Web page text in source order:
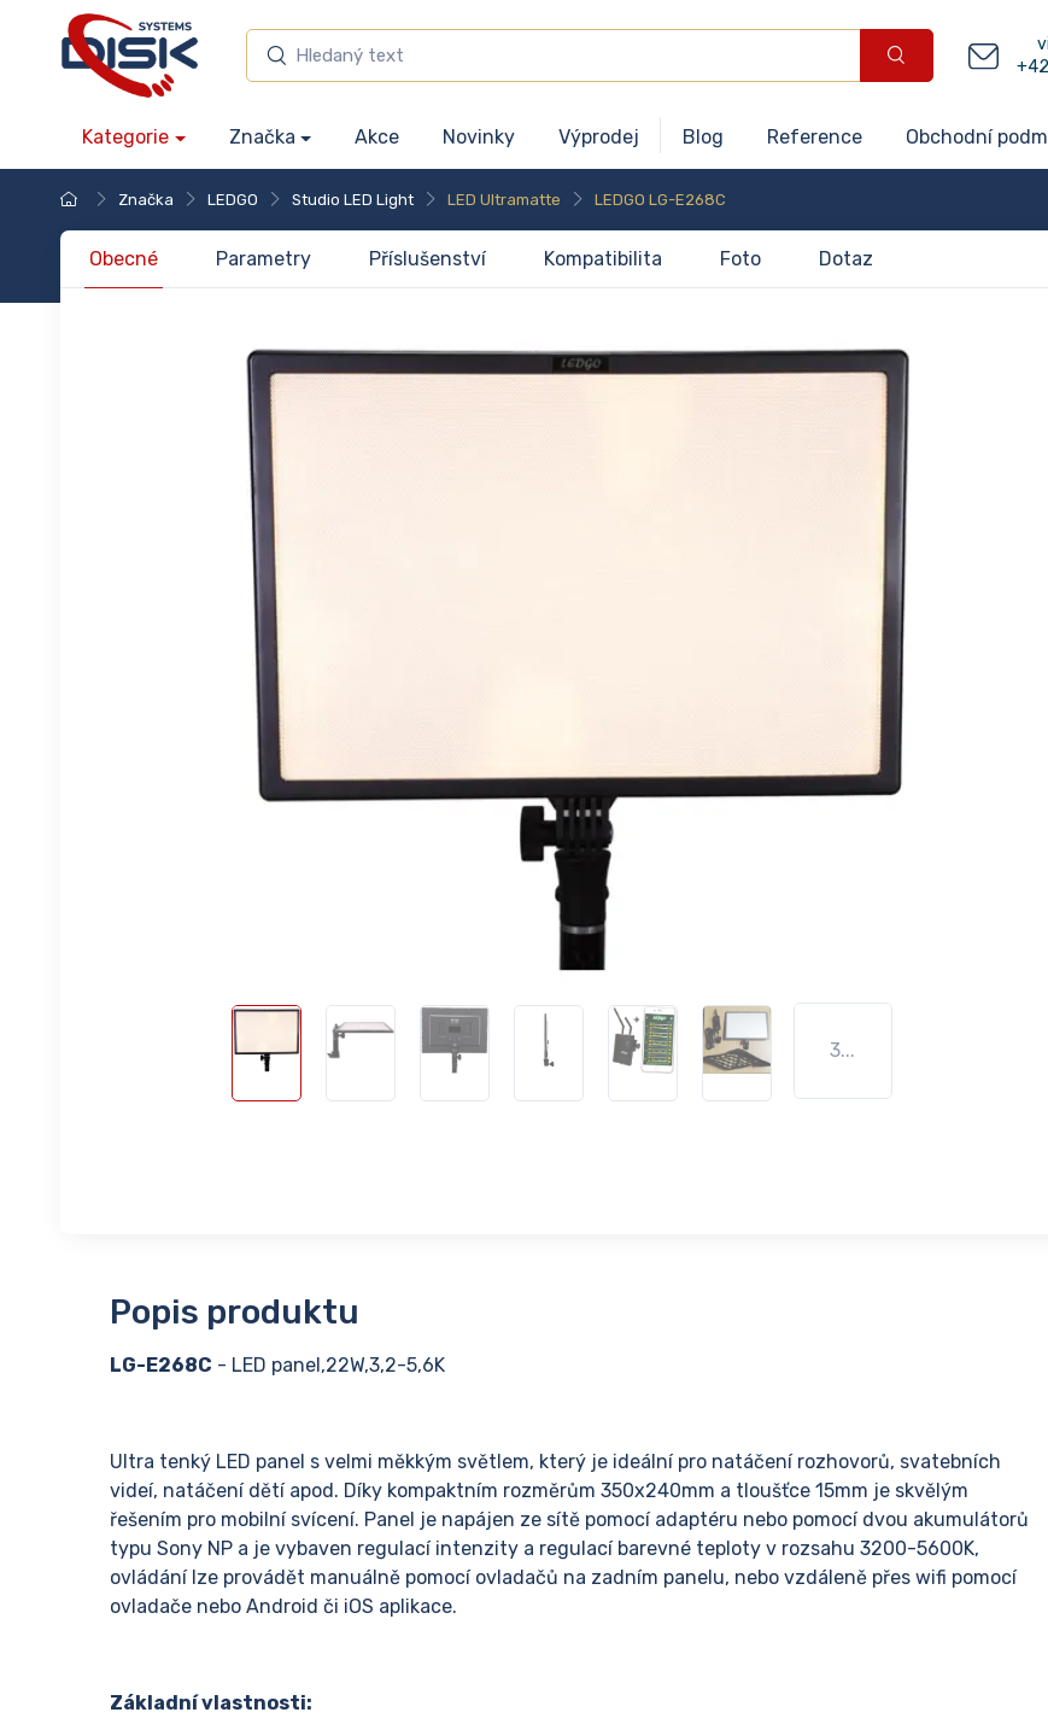
Kategorie Značka Akce Novinky Výprodej Blog Reference Obchodní
Značka LEDGO Studio LED Light LED Ultramatte LEDGO LG-E268C
Obecné Parametry Příslušenství Kompatibilita Foto Dotaz
3...
Popis produktu
LG-E268C - LED panel,22W,3,2-5,6K
Ultra tenký LED panel s velmi měkkým světlem, který je ideální pro natáčení rozhovorů, svatebních
videí, natáčení dětí apod. Díky kompaktním rozměrům 350x240mm a tloušťce 15mm je skvělým
řešením pro mobilní svícení. Panel je napájen ze sítě pomocí adaptéru nebo pomocí dvou akumulátorů
typu Sony NP a je vybaven regulací intenzity a regulací barevné teploty v rozsahu 3200-5600K,
ovládání lze provádět manuálně pomocí ovladačů na zadním panelu, nebo vzdáleně přes wifi pomocí
ovladače nebo Android či iOS aplikace.
Základní vlastnosti: